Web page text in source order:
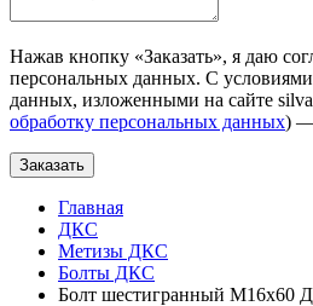
Нажав кнопку «Заказать», я даю
персональных данных. С
данных, изложенными на сайте
обработку персональных данных) —
Заказать
Главная
ДКС
Метизы ДКС
Болты ДКС
Болт шестигранный М16х60